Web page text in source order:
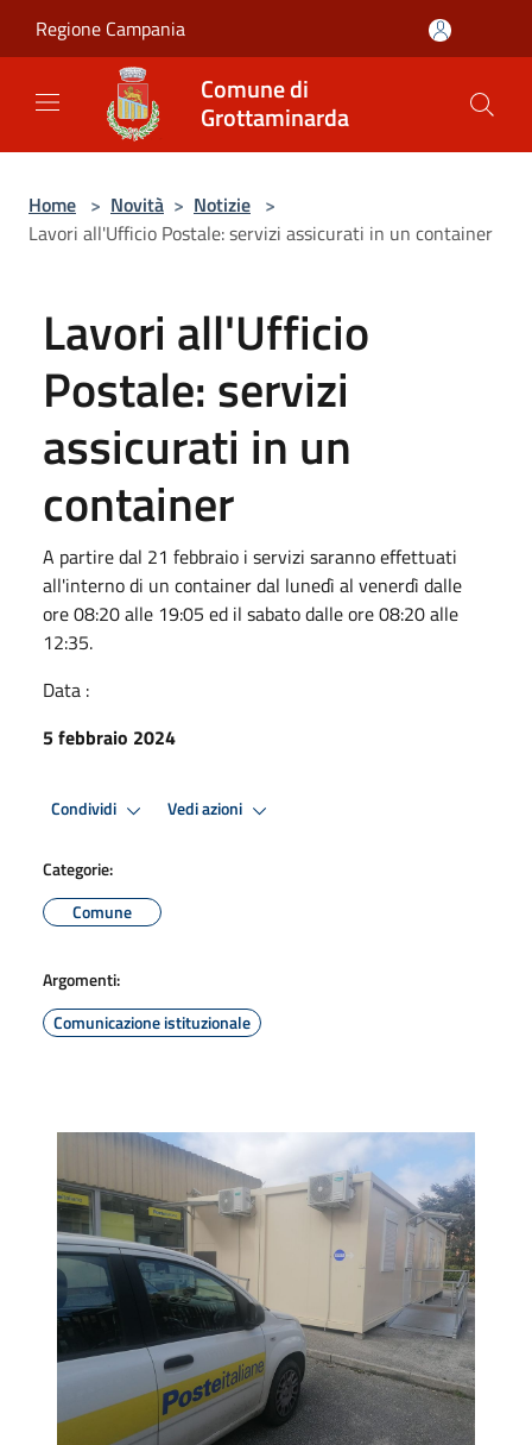
Regione Campania
Comune di
Grottaminarda
Home > Novità > Notizie >
Lavori all'Ufficio Postale: servizi assicurati in un container
Lavori all'Ufficio
Postale: servizi
assicurati in un
container
A partire dal 21 febbraio i servizi saranno effettuati
all'interno di un container dal lunedì al venerdì dalle
ore 08:20 alle 19:05 ed il sabato dalle ore 08:20 alle
12:35.
Data :
5 febbraio 2024
Condividi Vedi azioni
Categorie:
Comune
Argomenti:
Comunicazione istituzionale